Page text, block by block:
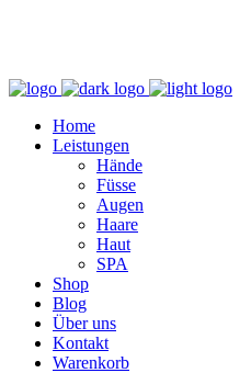
Home
Leistungen
Hände
Füsse
Augen
Haare
Haut
SPA
Shop
Blog
Über uns
Kontakt
Warenkorb